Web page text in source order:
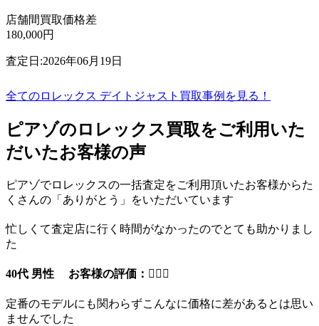
店舗間買取価格差
180,000円
査定日:2026年06月19日
全てのロレックス デイトジャスト買取事例を見る！
ピアゾのロレックス買取をご利用いた
だいたお客様の声
ピアゾでロレックスの一括査定をご利用頂いたお客様からた
くさんの「ありがとう」をいただいています
忙しくて査定店に行く時間がなかったのでとても助かりまし
た
40代 男性 お客様の評価：
定番のモデルにも関わらずこんなに価格に差があるとは思い
ませんでした